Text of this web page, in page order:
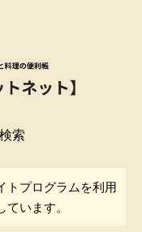
索
トプログラムを利用
います。